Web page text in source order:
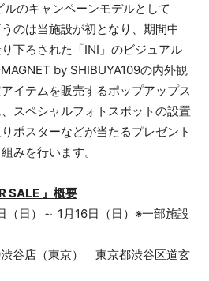
ルのキャンペーンモデルとして
のは当施設が初となり、期間中
下ろされた「INI」のビジュアル
by SHIBUYA109の内外観
イテムを販売するポップアップス
スペシャルフォトスポットの設置
ポスターなどが当たるプレゼント
みを行います。
SALE 』概要
（日）～ 1月16日（日）※一部施設
渋谷店（東京） 東京都渋谷区道玄